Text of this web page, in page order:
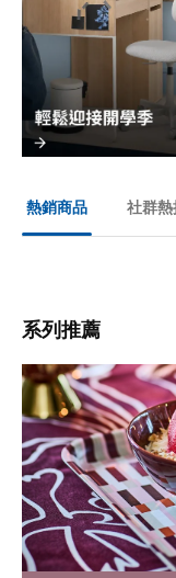
熱銷商品 社群
系列推薦